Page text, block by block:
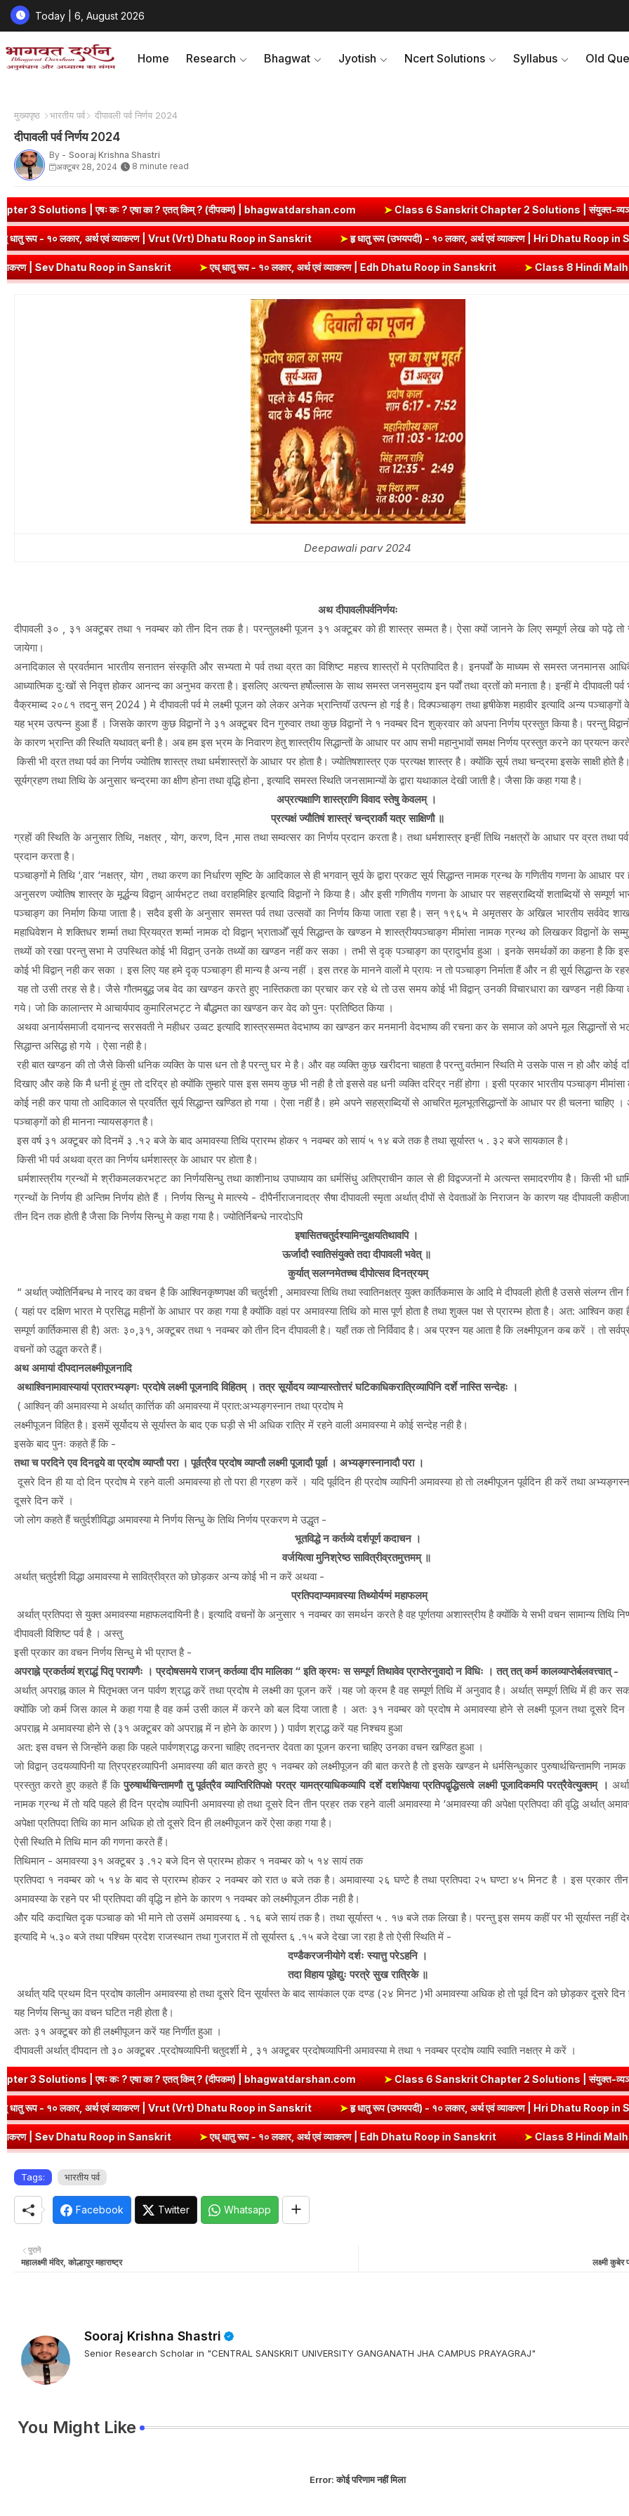
Today | 6, August 2026
Home Research Bhagwat Jyotish Ncert Solutions Syllabus Old
मुख्यपृष्ठ भारतीय पर्व दीपावली पर्व निर्णय 2024
दीपावली पर्व निर्णय 2024
By - Sooraj Krishna Shastri
अक्टूबर 28, 2024
8 minute read
? एषा का ? एतत् किम् ? (दीपकम) | bhagwatdarshan.com ➤Class 6 Sanskrit Chapter 2 Solutions | संयुक्त-व्यञ्जनानि (दीपकम) |
Sanskrit ➤वृत् धातु रूप - १० लकार, अर्थ एवं व्याकरण | Vrut (Vrt) Dhatu Roop in Sanskrit ➤हृ धातु रूप (उभयपदी) - १० लकार, अर्थ एवं
Roop in Sanskrit ➤एध् धातु रूप - १० लकार, अर्थ एवं व्याकरण | Edh Dhatu Roop in Sanskrit ➤Class 8 Hindi Malhar Chapter 4 Haridwar
Deepawali parv 2024
अथ दीपावलीपर्वनिर्णयः
दीपावली ३० , ३१ अक्टूबर तथा १ नवम्बर को तीन दिन तक है। परन्तुलक्ष्मी पूजन ३१ अक्टूबर को ही शास्त्र सम्मत है। ऐसा क्यों जानने के लिए सम्पूर्ण लेख को पढ़े तो
जायेगा।
अनादिकाल से प्रवर्तमान भारतीय सनातन संस्कृति और सभ्यता मे पर्व तथा व्रत का विशिष्ट महत्त्व शास्त्रों मे प्रतिपादित है। इनपर्वों के माध्यम से समस्त जनमानस
आध्यात्मिक दुःखों से निवृत्त होकर आनन्द का अनुभव करता है। इसलिए अत्यन्त हर्षोल्लास के साथ समस्त जनसमुदाय इन पर्वों तथा व्रतों को मनाता है। इन्हीं मे दीपावली
वैक्रमाब्द २०८१ तदनु सन् 2024 ) मे दीपावली पर्व मे लक्ष्मी पूजन को लेकर अनेक भ्रान्तियॉ उत्पन्न हो गई है। दिक्पञ्चाङ्ग तथा हृषीकेश महावीर इत्यादि अन्य पञ्चाङ्गों
यह भ्रम उत्पन्न हुआ हैं । जिसके कारण कुछ विद्वानों ने ३१ अक्टूबर दिन गुरुवार तथा कुछ विद्वानों ने १ नवम्बर दिन शुक्रवार को अपना निर्णय प्रस्तुत किया है। परन्तु
के कारण भ्रान्ति की स्थिति यथावत् बनी है। अब हम इस भ्रम के निवारण हेतु शास्त्रीय सिद्धान्तों के आधार पर आप सभी महानुभावों समक्ष निर्णय प्रस्तुत करने का प्रयत्न
किसी भी व्रत तथा पर्व का निर्णय ज्योतिष शास्त्र तथा धर्मशास्त्रों के आधार पर होता है। ज्योतिषशास्त्र एक प्रत्यक्ष शास्त्र है। क्योंकि सूर्य तथा चन्द्रमा इसके साक्षी
सूर्यग्रहण तथा तिथि के अनुसार चन्द्रमा का क्षीण होना तथा वृद्धि होना , इत्यादि समस्त स्थिति जनसामान्यों के द्वारा यथाकाल देखी जाती है। जैसा कि कहा गया है।
अप्रत्यक्षाणि शास्त्राणि विवाद स्तेषु केवलम् ।
प्रत्यक्षं ज्यौतिषं शास्त्रं चन्द्रार्कौ यत्र साक्षिणौ ॥
ग्रहों की स्थिति के अनुसार तिथि, नक्षत्र , योग, करण, दिन ,मास तथा सम्वत्सर का निर्णय प्रदान करता है। तथा धर्मशास्त्र इन्हीं तिथि नक्षत्रों के आधार पर व्रत तथा
प्रदान करता है।
पञ्चाङ्गों मे तिथि ‘,वार ‘नक्षत्र, योग , तथा करण का निर्धारण सृष्टि के आदिकाल से ही भगवान् सूर्य के द्वारा प्रकट सूर्य सिद्धान्त नामक ग्रन्थ के गणितीय गणना के आधार पर
अनुसरण ज्योतिष शास्त्र के मूर्द्धन्य विद्वान् आर्यभट्ट तथा वराहमिहिर इत्यादि विद्वानों ने किया है। और इसी गणितीय गणना के आधार पर सहस्राब्दियों शताब्दियों से सम्पूर्ण
पञ्चाङ्ग का निर्माण किया जाता है। सदैव इसी के अनुसार समस्त पर्व तथा उत्सवों का निर्णय किया जाता रहा है। सन् १९६५ मे अमृतसर के अखिल भारतीय सर्ववेद
महाधिवेशन मे शक्तिधर शर्म्मा तथा प्रियव्रत शर्म्मा नामक दो विद्वान् भ्राताओँ सूर्य सिद्धान्त के खण्डन मे शास्त्रीयपञ्चाङ्ग मीमांसा नामक ग्रन्थ को लिखकर विद्वानों के
तथ्यों को रखा परन्तु सभा मे उपस्थित कोई भी विद्वान् उनके तथ्यों का खण्डन नहीं कर सका । तभी से दृक् पञ्चाङ्ग का प्रादुर्भाव हुआ । इनके समर्थकों का कहना है
कोई भी विद्वान् नही कर सका । इस लिए यह हमे दृक् पञ्चाङ्ग ही मान्य है अन्य नहीं । इस तरह के मानने वालों मे प्रायः न तो पञ्चाङ्ग निर्माता हैं और न ही सूर्य सिद्धान्त के
यह तो उसी तरह से है। जैसे गौतमबुद्ध जब वेद का खण्डन करते हुए नास्तिकता का प्रचार कर रहे थे तो उस समय कोई भी विद्वान् उनकी विचारधारा का खण्डन नही किया
गये। जो कि कालान्तर मे आचार्यपाद कुमारिलभट्ट ने बौद्धमत का खण्डन कर वेद को पुनः प्रतिष्ठित किया ।
अथवा अनार्यसमाजी दयानन्द सरसवती ने महीधर उव्वट इत्यादि शास्त्रसम्मत वेदभाष्य का खण्डन कर मनमानी वेदभाष्य की रचना कर के समाज को अपने मूल सिद्धान्तों से
सिद्धान्त असिद्ध हो गये । ऐसा नही है।
रही बात खण्डन की तो जैसे किसी धनिक व्यक्ति के पास धन तो है परन्तु घर मे है। और वह व्यक्ति कुछ खरीदना चाहता है परन्तु वर्तमान स्थिति मे उसके पास न हो और
दिखाए और कहे कि मै धनी हूं तुम तो दरिद्र हो क्योंकि तुम्हारे पास इस समय कुछ भी नही है तो इससे वह धनी व्यक्ति दरिद्र नहीं होगा । इसी प्रकार भारतीय पञ्चाङ्ग
कोई नही कर पाया तो आदिकाल से प्रवर्तित सूर्य सिद्धान्त खण्डित हो गया । ऐसा नहीं है। हमे अपने सहस्राब्दियों से आचरित मूलभूतसिद्धान्तों के आधार पर ही चलना चाहिए ।
पञ्चाङ्गों को ही मानना न्यायसङ्गत है।
इस वर्ष ३१ अक्टूबर को दिनमें ३ .१२ बजे के बाद अमावस्या तिथि प्रारम्भ होकर १ नवम्बर को सायं ५ १४ बजे तक है तथा सूर्यास्त ५ . ३२ बजे सायकाल है।
किसी भी पर्व अथवा व्रत का निर्णय धर्मशास्त्र के आधार पर होता है।
धर्मशास्त्रीय ग्रन्थों मे श्रीकमलकरभट्ट का निर्णयसिन्धु तथा काशीनाथ उपाध्याय का धर्मसिंधु अतिप्राचीन काल से ही विद्वज्जनों मे अत्यन्त समादरणीय है। किसी भी
ग्रन्थों के निर्णय ही अन्तिम निर्णय होते हैं । निर्णय सिन्धु मे मात्स्ये - दीपैर्नीराजनादत्र सैषा दीपावली स्मृता अर्थात् दीपों से देवताओं के निराजन के कारण यह दीपावली
तीन दिन तक होती है जैसा कि निर्णय सिन्धु मे कहा गया है। ज्योतिर्निबन्धे नारदोऽपि
इषासितचतुर्दश्यामिन्दुक्षयतिथावपि ।
ऊर्जादौ स्वातिसंयुक्ते तदा दीपावली भवेत् ॥
कुर्यात् सलग्नमेतच्च दीपोत्सव दिनत्रयम्
“ अर्थात् ज्योतिर्निबन्ध मे नारद का वचन है कि आश्विनकृष्णपक्ष की चतुर्दशी , अमावस्या तिथि तथा स्वातिनक्षत्र युक्त कार्तिकमास के आदि मे दीपवली होती है उससे संलग्न
( यहां पर दक्षिण भारत मे प्रसिद्ध महीनों के आधार पर कहा गया है क्योंकि वहां पर अमावस्या तिथि को मास पूर्ण होता है तथा शुक्ल पक्ष से प्रारम्भ होता है। अत: आश्विन कहा
सम्पूर्ण कार्तिकमास ही है) अतः ३०,३१, अक्टूबर तथा १ नवम्बर को तीन दिन दीपावली है। यहाँ तक तो निर्विवाद है। अब प्रश्न यह आता है कि लक्ष्मीपूजन कब करें । तो
वचनों को उद्धृत करते हैं।
अथ अमायां दीपदानलक्ष्मीपूजनादि
अथाश्विनामावास्यायां प्रातरभ्यङ्गः प्रदोषे लक्ष्मी पूजनादि विहितम् । तत्र सूर्योदय व्याप्यास्तोत्तरं घटिकाधिकरात्रिव्यापिनि दर्शे नास्ति सन्देहः ।
( आश्विन् की अमावस्या मे अर्थात् कार्त्तिक की अमावस्या में प्रात:अभ्यङ्गस्नान तथा प्रदोष मे
लक्ष्मीपूजन विहित है। इसमें सूर्योदय से सूर्यास्त के बाद एक घड़ी से भी अधिक रात्रि में रहने वाली अमावस्या मे कोई सन्देह नही है।
इसके बाद पुनः कहते हैं कि -
तथा च परदिने एव दिनद्वये वा प्रदोष व्याप्तौ परा । पूर्वत्रैव प्रदोष व्याप्तौ लक्ष्मी पूजादौ पूर्वा । अभ्यङ्गस्नानादौ परा ।
दूसरे दिन ही या दो दिन प्रदोष मे रहने वाली अमावस्या हो तो परा ही ग्रहण करें । यदि पूर्वदिन ही प्रदोष व्यापिनी अमावस्या हो तो लक्ष्मीपूजन पूर्वदिन ही करें तथा
दूसरे दिन करें ।
जो लोग कहते हैं चतुर्दशीविद्धा अमावस्या मे निर्णय सिन्धु के तिथि निर्णय प्रकरण मे उद्धृत -
भूतविद्धे न कर्तव्ये दर्शपूर्ण कदाचन ।
वर्जयित्वा मुनिश्रेष्ठ सावित्रीव्रतमुत्तमम् ॥
अर्थात् चतुर्दशी विद्धा अमावस्या मे सावित्रीव्रत को छोड़कर अन्य कोई भी न करें अथवा -
प्रतिपदाप्यमावस्या तिथ्योर्यग्मं महाफलम्
अर्थात् प्रतिपदा से युक्त अमावस्या महाफलदायिनी है। इत्यादि वचनों के अनुसार १ नवम्बर का समर्थन करते है वह पूर्णतया अशास्त्रीय है क्योंकि ये सभी वचन सामान्य तिथि
दीपावली विशिष्ट पर्व है । अस्तु
इसी प्रकार का वचन निर्णय सिन्धु मे भी प्राप्त है -
अपराह्ने प्रकर्तव्यं श्राद्धं पितृ परायणैः । प्रदोषसमये राजन् कर्तव्या दीप मालिका “ इति क्रमः स सम्पूर्ण तिथावेव प्राप्तेरनुवादो न विधिः । तत् तत् कर्म कालव्याप्तेर्बलवत्त्वात् -
अर्थात् अपराह्न काल मे पितृभक्त जन पार्वण श्राद्ध करें तथा प्रदोष मे लक्ष्मी का पूजन करें ।यह जो क्रम है वह सम्पूर्ण तिथि में अनुवाद है। अर्थात् सम्पूर्ण तिथि में ही कर
क्योंकि जो कर्म जिस काल मे कहा गया है वह कर्म उसी काल में करने को बल दिया जाता है । अतः ३१ नवम्बर को प्रदोष मे अमावस्या होने से लक्ष्मी पूजन तथा दूसरे दिन
अपराह्न मे अमावस्या होने से (३१ अक्टूबर को अपराह्न में न होने के कारण ) ) पार्वण श्राद्ध करें यह निश्चय हुआ
अत: इस वचन से जिन्होंने कहा कि पहले पार्वणश्राद्ध करना चाहिए तदनन्तर देवता का पूजन करना चाहिए उनका वचन खण्डित हुआ ।
जो विद्वान् उदयव्यापिनी या त्रिप्रहरव्यापिनी अमावस्या की बात करते हुए १ नवम्बर को लक्ष्मीपूजन की बात करते है तो इसके खण्डन मे धर्मसिन्धुकार पुरुषार्थचिन्तामणि
प्रस्तुत करते हुए कहते हैं किपुरुषार्थचिन्तामणौ तु पूर्वत्रैव व्याप्तिरितिपक्षे परत्र यामत्रयाधिकव्यापि दर्शे दर्शापेक्षया प्रतिपद्वृद्धिसत्वे लक्ष्मी पूजादिकमपि परत्रैवेत्युक्तम् ।
नामक ग्रन्थ में तो यदि पहले ही दिन प्रदोष व्यापिनी अमावस्या हो तथा दूसरे दिन तीन प्रहर तक रहने वाली अमावस्या मे ‘अमावस्या की अपेक्षा प्रतिपदा की वृद्धि अर्थात्
अपेक्षा प्रतिपदा तिथि का मान अधिक हो तो दूसरे दिन ही लक्ष्मीपूजन करें ऐसा कहा गया है।
ऐसी स्थिति मे तिथि मान की गणना करते हैं।
तिथिमान - अमावस्या ३१ अक्टूबर ३ .१२ बजे दिन से प्रारम्भ होकर १ नवम्बर को ५ १४ सायं तक
प्रतिपदा १ नवम्बर को ५ १४ के बाद से प्रारम्भ होकर २ नवम्बर को रात ७ बजे तक है। अमावास्या २६ घण्टे है तथा प्रतिपदा २५ घण्टा ४५ मिनट है । इस प्रकार
अमावस्या के रहने पर भी प्रतिपदा की वृद्धि न होने के कारण १ नवम्बर को लक्ष्मीपूजन ठीक नही है।
और यदि कदाचित दृक पञ्चाङ को भी माने तो उसमें अमावस्या ६ . १६ बजे सायं तक है। तथा सूर्यास्त ५ . १७ बजे तक लिखा है। परन्तु इस समय कहीं पर भी सूर्यास्त नहीं
इत्यादि मे ५.३० बजे तथा पश्चिम प्रदेश राजस्थान तथा गुजरात में तो सूर्यास्त ६ .१५ बजे देखा जा रहा है तो ऐसी स्थिति में -
दण्डैकरजनीयोगे दर्शः स्यात्तु परेऽहनि ।
तदा विहाय पूवेद्युः परत्रे सुख रात्रिके ॥
अर्थात् यदि प्रथम दिन प्रदोष कालीन अमावस्या हो तथा दूसरे दिन सूर्यास्त के बाद सायंकाल एक दण्ड (२४ मिनट )भी अमावस्या अधिक हो तो पूर्व दिन को छोड़कर दूसरे दिन
यह निर्णय सिन्धु का वचन घटित नही होता है।
अतः ३१ अक्टूबर को ही लक्ष्मीपूजन करें यह निर्णीत हुआ ।
दीपावली अर्थात् दीपदान तो ३० अक्टूबर .प्रदोषव्यापिनी चतुदर्शी मे , ३१ अक्टूबर प्रदोषव्यापिनी अमावस्या मे तथा १ नवम्बर प्रदोष व्यापि स्वाति नक्षत्र मे करें ।
? एषा का ? एतत् किम् ? (दीपकम) | bhagwatdarshan.com ➤Class 6 Sanskrit Chapter 2 Solutions | संयुक्त-व्यञ्जनानि (दीपकम) |
Sanskrit ➤वृत् धातु रूप - १० लकार, अर्थ एवं व्याकरण | Vrut (Vrt) Dhatu Roop in Sanskrit ➤हृ धातु रूप (उभयपदी) - १० लकार, अर्थ एवं
Roop in Sanskrit ➤एध् धातु रूप - १० लकार, अर्थ एवं व्याकरण | Edh Dhatu Roop in Sanskrit ➤Class 8 Hindi Malhar Chapter 4 Haridwar |
Tags: भारतीय पर्व
Facebook Twitter Whatsapp
लक्ष्मी कुबेर
पुराने
महालक्ष्मी मंदिर, कोल्हापुर महाराष्ट्र
Sooraj Krishna Shastri
Senior Research Scholar in "CENTRAL SANSKRIT UNIVERSITY GANGANATH JHA CAMPUS PRAYAGRAJ"
You Might Like
Error:कोई परिणाम नहीं मिला